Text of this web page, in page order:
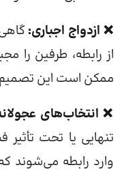
❌ ازدواج اجباری:
از رابطه، طرفین را
ممکن است این
❌ انتخاب‌های
تنهایی یا تحت
وارد رابطه می‌شوند